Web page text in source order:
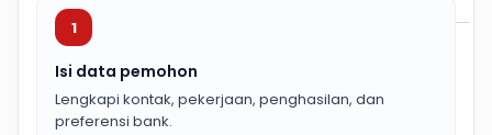
1
Isi data pemohon
Lengkapi kontak, pekerjaan, penghasilan, dan
preferensi bank.